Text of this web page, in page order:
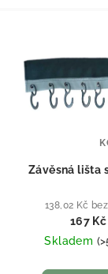
Závěsná lišta
138,02 Kč
167 Kč
Skladem (